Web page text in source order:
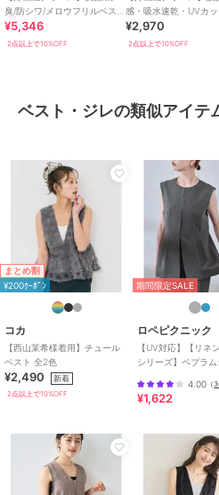
■商品注意事項■
※商品画像は、光の当たり具合やパソ
ご参照ください。
※末永く愛用頂く為に、アテンション
ださい。
[型番:5760047]
ブランド ラビアンジェ
ショップ ラビアンジェ
商品カテゴリ ／ベ
レディース
トップス
／ベ
カラー 83ﾈｲﾋﾞｰ、03ﾌﾞﾗ
M,LL,3L,4L,5L
ナイロン 33%
ポリウレタン 5%
商品のお取り扱
臭/防シワ/メロウフリルベス
ト
¥5,346
2点以上で10%OFF
感・吸水速乾・UVカッ
レアスリーブタックプ
バー｜華奢見え
¥2,970
2点以上で10%OFF
ベスト・ジレの類似アイテ
まとめ割
¥200ｸｰﾎﾟﾝ
コカ
【西山茉希様着用】チュール
ベスト 全2色
¥2,490 新着
2点以上で10%OFF
期間限定SALE
ロペピクニック
【UV対応】【リネ
シリーズ】ペプラム
4.00 （3
¥1,622